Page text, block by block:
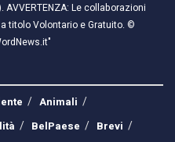
Le collaborazioni
titolo Volontario e Gratuito. ©
Animali
BelPaese
Brevi